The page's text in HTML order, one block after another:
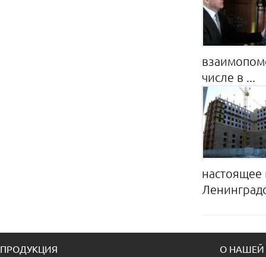
числе в ...
ПРОДУКЦИЯ О